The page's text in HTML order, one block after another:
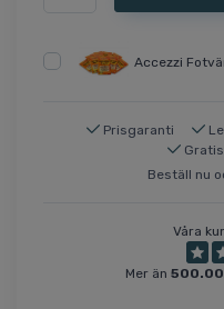
Accezzi
Prisgaranti
Beställ nu
Våra
Mer än